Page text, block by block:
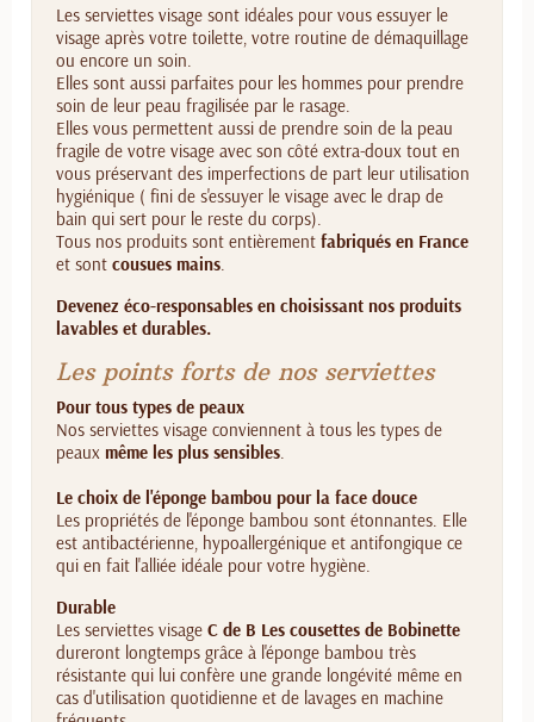
Les serviettes visage sont idéales pour vous essuyer le
visage après votre toilette, votre routine de démaquillage
ou encore un soin.
Elles sont aussi parfaites pour les hommes pour prendre
soin de leur peau fragilisée par le rasage.
Elles vous permettent aussi de prendre soin de la peau
fragile de votre visage avec son côté extra-doux tout en
vous préservant des imperfections de part leur utilisation
hygiénique ( fini de s'essuyer le visage avec le drap de
bain qui sert pour le reste du corps).
Tous nos produits sont entièrement fabriqués en France
et sont cousues mains.
Devenez éco-responsables en choisissant nos produits
lavables et durables.
Les points forts de nos serviettes
Pour tous types de peaux
Nos serviettes visage conviennent à tous les types de
peaux même les plus sensibles.
Le choix de l'éponge bambou pour la face douce
Les propriétés de l'éponge bambou sont étonnantes. Elle
est antibactérienne, hypoallergénique et antifongique ce
qui en fait l'alliée idéale pour votre hygiène.
Durable
Les serviettes visage C de B Les cousettes de Bobinette
dureront longtemps grâce à l'éponge bambou très
résistante qui lui confère une grande longévité même en
cas d'utilisation quotidienne et de lavages en machine